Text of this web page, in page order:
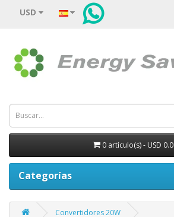
USD
0 artículo(s) - USD 0.0
Categorías
Convertidores 20W